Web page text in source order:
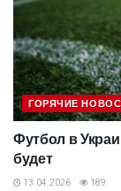
ГОРЯЧИЕ
Футбол в
будет
13.04.2026 189